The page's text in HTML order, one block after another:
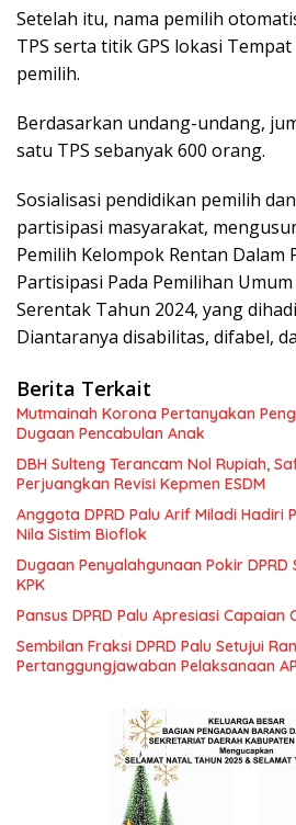
Setelah itu, nama pemilih
TPS serta titik GPS lokasi
pemilih.
Berdasarkan undang-undang,
satu TPS sebanyak 600 orang.
Sosialisasi pendidikan pemilih
partisipasi masyarakat,
Pemilih Kelompok Rentan Dalam
Partisipasi Pada Pemilihan
Serentak Tahun 2024, yang
Diantaranya disabilitas, difabel,
Berita Terkait
Mutmainah Korona Pertanyakan
Dugaan Pencabulan Anak
DBH Sulteng Terancam Nol Rupiah,
Perjuangkan Revisi Kepmen ESDM
Anggota DPRD Palu Arif Miladi Hadiri
Nila Sistim Bioflok
Dugaan Penyalahgunaan Pokir DPRD
KPK
Pansus DPRD Palu Apresiasi Capaian
Sembilan Fraksi DPRD Palu Setujui
Pertanggungjawaban Pelaksanaan